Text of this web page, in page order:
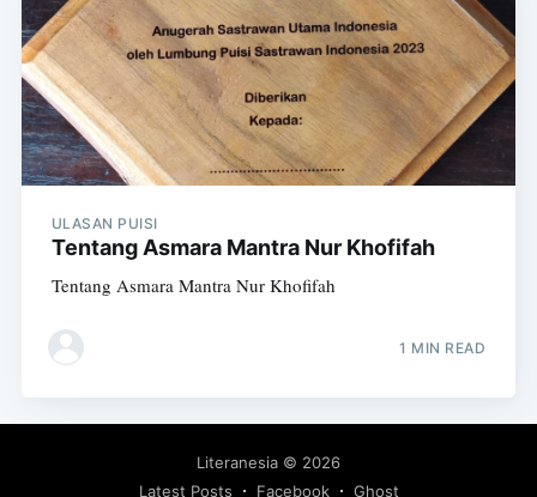
ULASAN PUISI
Tentang Asmara Mantra Nur Khofifah
Tentang Asmara Mantra Nur Khofifah
1 MIN READ
Literanesia © 2026
Latest Posts
Facebook Ghost